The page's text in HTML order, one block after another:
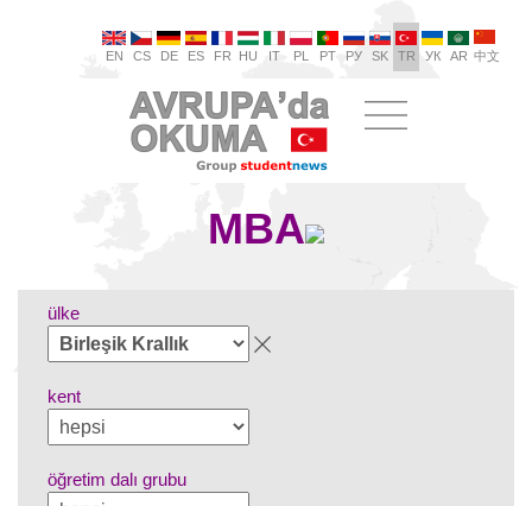
EN CS DE ES FR HU IT PL PT РУ SK TR УК AR 中文
MBA
ülke
kent
öğretim dalı grubu